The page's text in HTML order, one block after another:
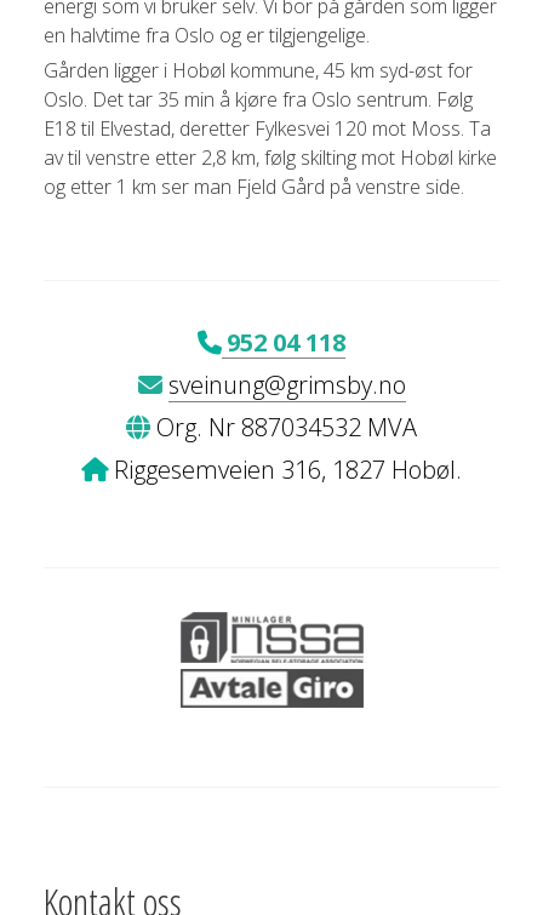
energi som vi bruker selv. Vi bor på gården som ligger
en halvtime fra Oslo og er tilgjengelige.
Gården ligger i Hobøl kommune, 45 km syd-øst for
Oslo. Det tar 35 min å kjøre fra Oslo sentrum. Følg
E18 til Elvestad, deretter Fylkesvei 120 mot Moss. Ta
av til venstre etter 2,8 km, følg skilting mot Hobøl kirke
og etter 1 km ser man Fjeld Gård på venstre side.
952 04 118
sveinung@grimsby.no
Org. Nr 887034532 MVA
Riggesemveien 316, 1827 Hobøl.
Kontakt oss